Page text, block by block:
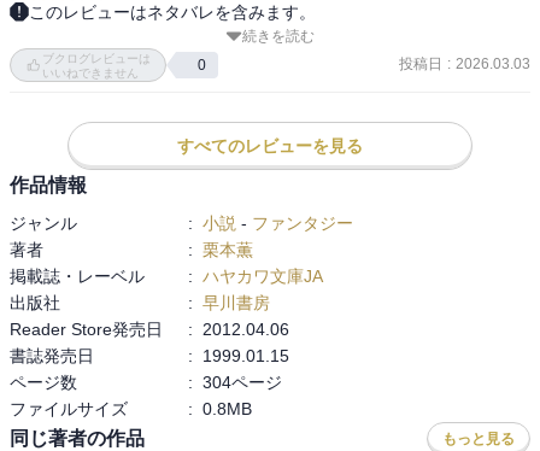
このレビューはネタバレを含みます。
ナリスからレムスに対する反逆の意志を告げられたリギア。リギア
はナリスからスカールへの密書を届ける為、草原へ。草原でのスカ
ユラニア軍を撃破したイシュトヴァーンはアルセイスへ入城。アル
セイスの町に現れ、「イシュトヴァーンをゴーラの皇帝へ」と告げ
る予言者。
ナリスは周囲の人間を不幸にしながら破滅していく。ヴァレリウス
もリギアも…。
続きを読む
ブクログレビューは
いいねできません
0 投稿日 : 2026.03.03
すべてのレビューを見る
作品情報
ジャンル : 小説 - ファンタジー
著者
: 栗本薫
掲載誌・レーベル
: ハヤカワ文庫JA
出版社
: 早川書房
Reader Store発売日
:
2012.04.06
書誌発売日
:
1999.01.15
ページ数
: 304ページ
ファイルサイズ
: 0.8MB
同じ著者の作品 もっと見る